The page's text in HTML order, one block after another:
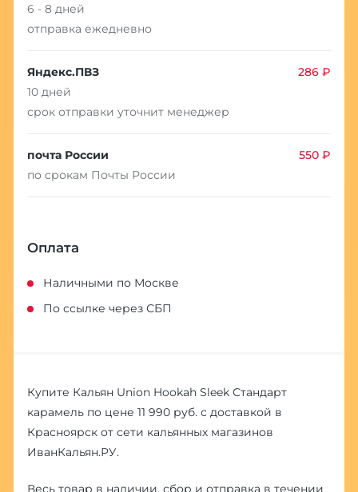
6 - 8 дней
отправка ежедневно
Яндекс.ПВЗ
286 ₽
10 дней
срок отправки уточнит менеджер
почта России
550 ₽
по срокам Почты России
Оплата
Наличными по Москве
По ссылке через СБП
Купите Кальян Union Hookah Sleek Стандарт
карамель по цене 11 990 руб. с доставкой в
Красноярск от сети кальянных магазинов
ИванКальян.РУ.
Весь товар в наличии, сбор и отправка в течении